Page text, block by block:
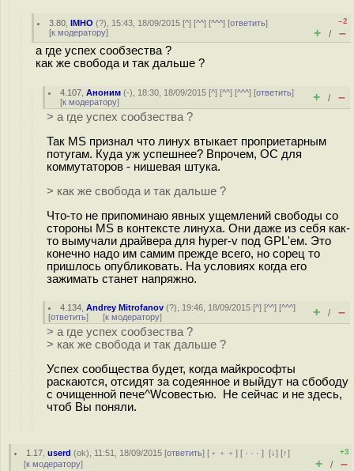
3.80 ,IMHO (?), 15:43, 18/09/2015 [^] [^^] [^^^] [ответить]
[к модератору]
–2
+ / –
а где успех сообзества ?
как же свобода и так дальше ?
4.107 ,Аноним (-), 18:30, 18/09/2015 [^] [^^] [^^^] [ответить]
[к модератору] + / –
> а где успех сообзества ?
Так MS признал что линух втыкает проприетарным
потугам. Куда уж успешнее? Впрочем, ОС для
коммутаторов - нишевая штука.
> как же свобода и так дальше ?
Что-то не припоминаю явных ущемлений свободы со
стороны MS в контексте линуха. Они даже из себя как-
то вымучали драйвера для hyper-v под GPL'ем. Это
конечно надо им самим прежде всего, но сорец то
пришлось опубликовать. На условиях когда его
зажимать станет напряжно.
4.134 ,Andrey Mitrofanov (?), 19:46, 18/09/2015 [^] [^^] [^^^]
[ответить] [к модератору] + / –
> а где успех сообзества ?
> как же свобода и так дальше ?
Успех сообщества будет, когда майкрософты
раскаются, отсидят за содеянное и выйдут на сбободу
с очищенной пече^Wсовестью. Не сейчас и не здесь,
чтоб Вы поняли.
1.17 ,userd (ok), 11:51, 18/09/2015 [ответить] [ ﹢﹢﹢] [ · · ·][↓] [↑]
[к модератору]
+3
+ / –